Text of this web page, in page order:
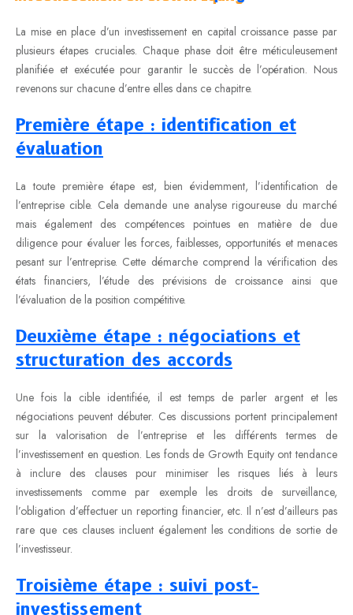
La mise en place d’un investissement en capital croissance passe par
plusieurs étapes cruciales. Chaque phase doit être méticuleusement
planifiée et exécutée pour garantir le succès de l’opération. Nous
revenons sur chacune d’entre elles dans ce chapitre.
Première étape : identification et
évaluation
La toute première étape est, bien évidemment, l’identification de
l’entreprise cible. Cela demande une analyse rigoureuse du marché
mais également des compétences pointues en matière de due
diligence pour évaluer les forces, faiblesses, opportunités et menaces
pesant sur l’entreprise. Cette démarche comprend la vérification des
états financiers, l’étude des prévisions de croissance ainsi que
l’évaluation de la position compétitive.
Deuxième étape : négociations et
structuration des accords
Une fois la cible identifiée, il est temps de parler argent et les
négociations peuvent débuter. Ces discussions portent principalement
sur la valorisation de l’entreprise et les différents termes de
l’investissement en question. Les fonds de Growth Equity ont tendance
à inclure des clauses pour minimiser les risques liés à leurs
investissements comme par exemple les droits de surveillance,
l’obligation d’effectuer un reporting financier, etc. Il n’est d’ailleurs pas
rare que ces clauses incluent également les conditions de sortie de
l’investisseur.
Troisième étape : suivi post-
investissement